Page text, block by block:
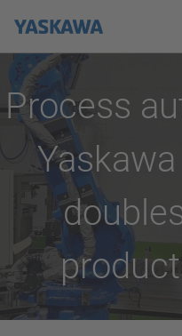
Process